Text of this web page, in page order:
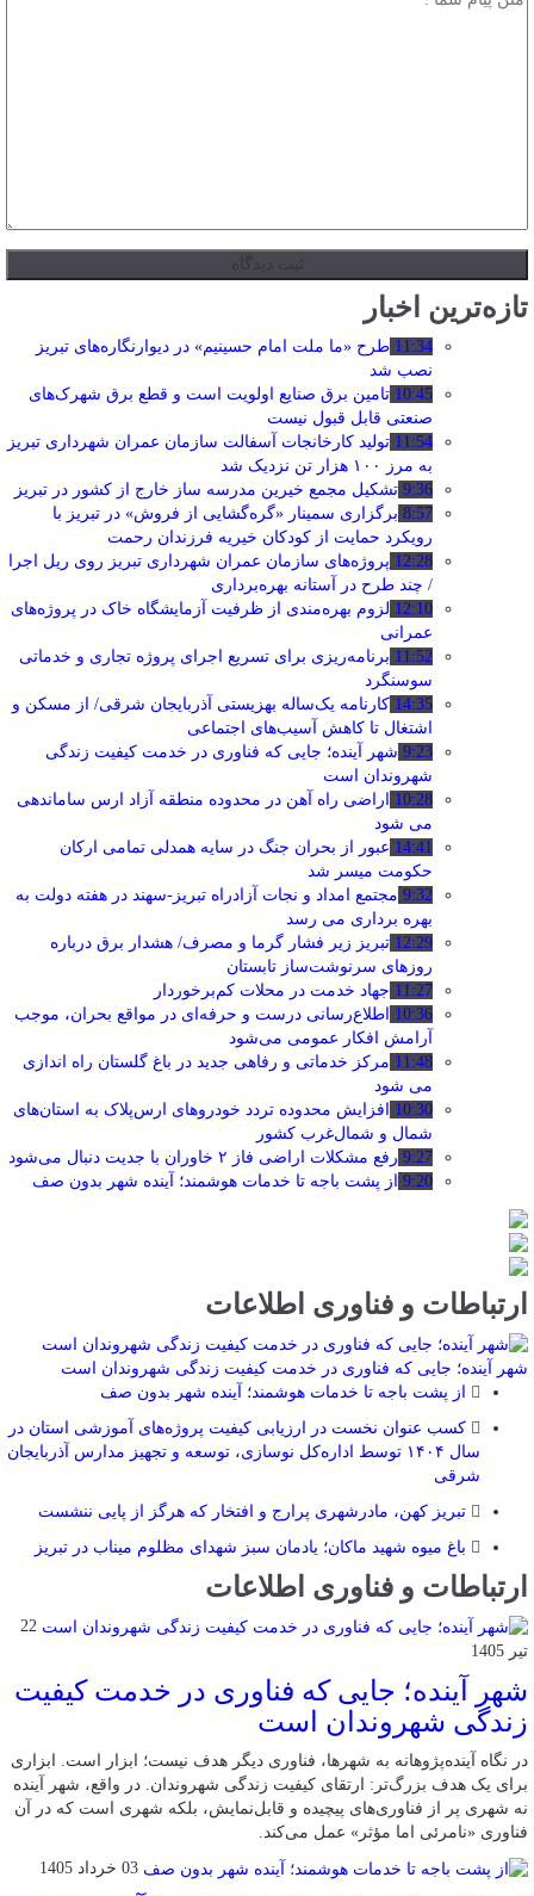
تازه‌ترین اخبار
11:34 طرح «ما ملت امام حسینیم» در دیوارنگاره‌های تبریز
نصب شد
10:45 تامین برق صنایع اولویت است و قطع برق شهرک‌های
صنعتی قابل قبول نیست
11:54 تولید کارخانجات آسفالت سازمان عمران شهرداری تبریز
به مرز ۱۰۰ هزار تن نزدیک شد
9:36 تشکیل مجمع خیرین مدرسه ‌ساز خارج از کشور در تبریز
8:57 برگزاری سمینار «گره‌گشایی از فروش» در تبریز با
رویکرد حمایت از کودکان خیریه فرزندان رحمت
12:28 پروژه‌های سازمان عمران شهرداری تبریز روی ریل اجرا
/ چند طرح در آستانه بهره‌برداری
12:10 لزوم بهره‌مندی از ظرفیت آزمایشگاه خاک در پروژه‌های
عمرانی
11:52 برنامه‌ریزی برای تسریع اجرای پروژه تجاری و خدماتی
سوسنگرد
14:35 کارنامه یک‌ساله بهزیستی آذربایجان شرقی/ از مسکن و
اشتغال تا کاهش آسیب‌های اجتماعی
9:23 شهر آینده؛ جایی که فناوری در خدمت کیفیت زندگی
شهروندان است
10:28
اراضی راه آهن در محدوده منطقه آزاد ارس ساماندهی
می شود
14:41 عبور از بحران جنگ در سایه همدلی تمامی ارکان
حکومت میسر شد
9:32 مجتمع امداد و نجات آزادراه تبریز-سهند در هفته دولت به
بهره ‌برداری می‌ رسد
12:29 تبریز زیر فشار گرما و مصرف/ هشدار برق درباره
روزهای سرنوشت‌ساز تابستان
11:27 جهاد خدمت در محلات کم‌برخوردار
10:36 اطلاع‌رسانی درست و حرفه‌ای در مواقع بحران، موجب
آرامش افکار عمومی می‌شود
11:48 مرکز خدماتی و رفاهی جدید در باغ گلستان راه اندازی
می شود
10:30
افزایش محدوده تردد خودروهای ارس‌پلاک به استان‌های
شمال و شمال‌غرب کشور
9:27 رفع مشکلات اراضی فاز ۲ خاوران با جدیت دنبال می‌شود
9:20 از پشت باجه تا خدمات هوشمند؛ آینده شهر بدون صف
ارتباطات و فناوری اطلاعات
شهر آینده؛ جایی که فناوری در خدمت کیفیت زندگی شهروندان است
از پشت باجه تا خدمات هوشمند؛ آینده شهر بدون صف
کسب عنوان نخست در ارزیابی کیفیت پروژه‌های آموزشی استان در
سال ۱۴۰۴ توسط اداره‌کل نوسازی، توسعه و تجهیز مدارس آذربایجان
شرقی
تبریز کهن، مادرشهری پرارج و افتخار که هرگز از پایی ننشست
باغ میوه شهید ماکان؛ یادمان سبز شهدای مظلوم میناب در تبریز
ارتباطات و فناوری اطلاعات
22
تیر 1405
شهر آینده؛ جایی که فناوری در خدمت کیفیت
زندگی شهروندان است
در نگاه آینده‌پژوهانه به شهرها، فناوری دیگر هدف نیست؛ ابزار است. ابزاری
برای یک هدف بزرگ‌تر: ارتقای کیفیت زندگی شهروندان. در واقع، شهر آینده
نه شهری پر از فناوری‌های پیچیده و قابل‌نمایش، بلکه شهری است که در آن
فناوری «نامرئی اما مؤثر» عمل می‌کند.
03 خرداد 1405